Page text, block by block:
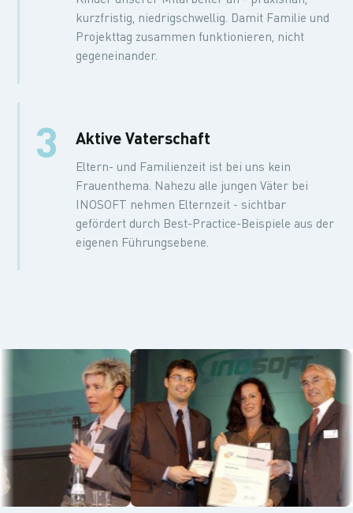
kurzfristig, niedrigschwellig. Damit Familie und
Projekttag zusammen funktionieren, nicht
gegeneinander.
3 Aktive Vaterschaft
Eltern- und Familienzeit ist bei uns kein
Frauenthema. Nahezu alle jungen Väter bei
INOSOFT nehmen Elternzeit - sichtbar
gefördert durch Best-Practice-Beispiele aus der
eigenen Führungsebene.